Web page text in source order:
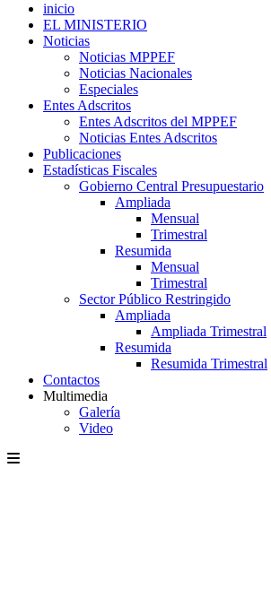
inicio
EL MINISTERIO
Noticias
Noticias MPPEF
Noticias Nacionales
Especiales
Entes Adscritos
Entes Adscritos del MPPEF
Noticias Entes Adscritos
Publicaciones
Estadísticas Fiscales
Gobierno Central Presupuestario
Ampliada
Mensual
Trimestral
Resumida
Mensual
Trimestral
Sector Público Restringido
Ampliada
Ampliada Trimestral
Resumida
Resumida Trimestral
Contactos
Multimedia
Galería
Video